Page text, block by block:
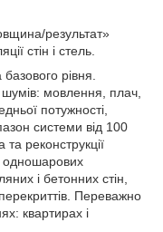
результат»
стін і стель.
рівня.
мовлення, плач,
потужності,
системи від 100
та реконструкції
одношарових
і бетонних стін,
Переважно
квартирах і